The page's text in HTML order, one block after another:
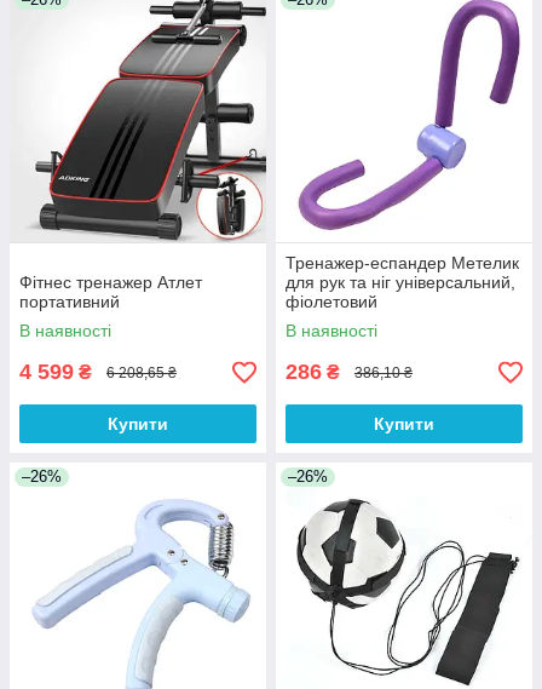
Фітнес тренажер Атлет
портативний
В наявності
4 599 ₴ 6 208,65 ₴
Купити
Тренажер-еспандер Метелик
для рук та ніг універсальний,
фіолетовий
В наявності
286 ₴ 386,10 ₴
Купити
–26% –26%